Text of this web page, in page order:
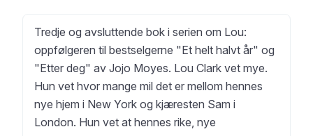
Tredje og avsluttende bok i serien om Lou:
oppfølgeren til bestselgerne "Et helt halvt år" og
"Etter deg" av Jojo Moyes. Lou Clark vet mye.
Hun vet hvor mange mil det er mellom hennes
nye hjem i New York og kjæresten Sam i
London. Hun vet at hennes rike, nye